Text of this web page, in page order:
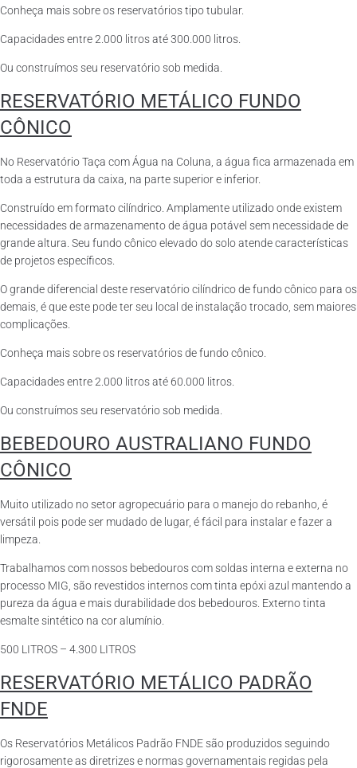
Conheça mais sobre os reservatórios tipo tubular.
Capacidades entre 2.000 litros até 300.000 litros.
Ou construímos seu reservatório sob medida.
RESERVATÓRIO METÁLICO FUNDO
CÔNICO
No Reservatório Taça com Água na Coluna, a água fica armazenada em
toda a estrutura da caixa, na parte superior e inferior.
Construído em formato cilíndrico. Amplamente utilizado onde existem
necessidades de armazenamento de água potável sem necessidade de
grande altura. Seu fundo cônico elevado do solo atende características
de projetos específicos.
O grande diferencial deste reservatório cilíndrico de fundo cônico para os
demais, é que este pode ter seu local de instalação trocado, sem maiores
complicações.
Conheça mais sobre os reservatórios de fundo cônico.
Capacidades entre 2.000 litros até 60.000 litros.
Ou construímos seu reservatório sob medida.
BEBEDOURO AUSTRALIANO FUNDO
CÔNICO
Muito utilizado no setor agropecuário para o manejo do rebanho, é
versátil pois pode ser mudado de lugar, é fácil para instalar e fazer a
limpeza.
Trabalhamos com nossos bebedouros com soldas interna e externa no
processo MIG, são revestidos internos com tinta epóxi azul mantendo a
pureza da água e mais durabilidade dos bebedouros. Externo tinta
esmalte sintético na cor alumínio.
500 LITROS – 4.300 LITROS
RESERVATÓRIO METÁLICO PADRÃO
FNDE
Os Reservatórios Metálicos Padrão FNDE são produzidos seguindo
rigorosamente as diretrizes e normas governamentais regidas pela